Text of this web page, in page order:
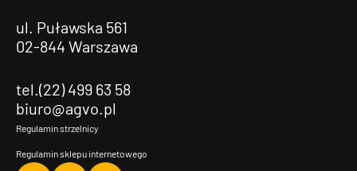
ul. Puławska 561
02-844 Warszawa
tel.(22) 499 63 58
biuro@agvo.pl
Regulamin strzelnicy
Regulamin sklepu internetowego